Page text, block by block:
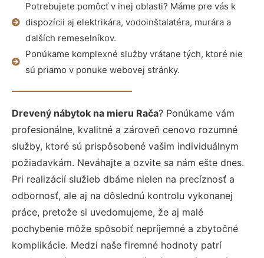
Potrebujete pomôcť v inej oblasti? Máme pre vás k
dispozícii aj elektrikára, vodoinštalatéra, murára a
ďalších remeselníkov.
Ponúkame komplexné služby vrátane tých, ktoré nie
sú priamo v ponuke webovej stránky.
Drevený nábytok na mieru Rača? Ponúkame vám
profesionálne, kvalitné a zároveň cenovo rozumné
služby, ktoré sú prispôsobené vašim individuálnym
požiadavkám. Neváhajte a ozvite sa nám ešte dnes.
Pri realizácií služieb dbáme nielen na precíznosť a
odbornosť, ale aj na dôslednú kontrolu vykonanej
práce, pretože si uvedomujeme, že aj malé
pochybenie môže spôsobiť nepríjemné a zbytočné
komplikácie. Medzi naše firemné hodnoty patrí